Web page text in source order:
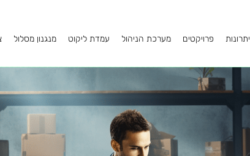
יתרונות פרויקטים מערכת הניהול עמדת ליקוט מנגנון מסלול